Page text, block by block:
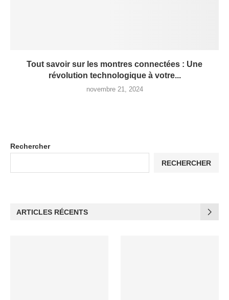
Tout savoir sur les montres connectées : Une
révolution technologique à votre...
novembre 21, 2024
Rechercher
RECHERCHER
ARTICLES RÉCENTS